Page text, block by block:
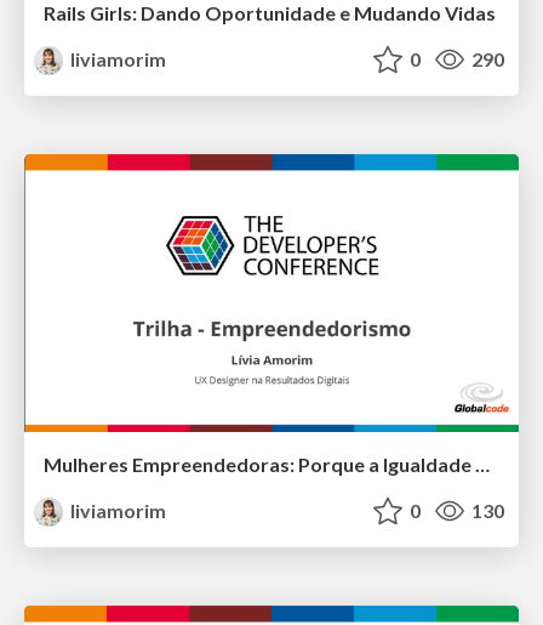
Rails Girls: Dando Oportunidade e Mudando Vidas
liviamorim
0 290
Mulheres Empreendedoras: Porque a Igualdade de Gênero é tão Importante
liviamorim
0 130